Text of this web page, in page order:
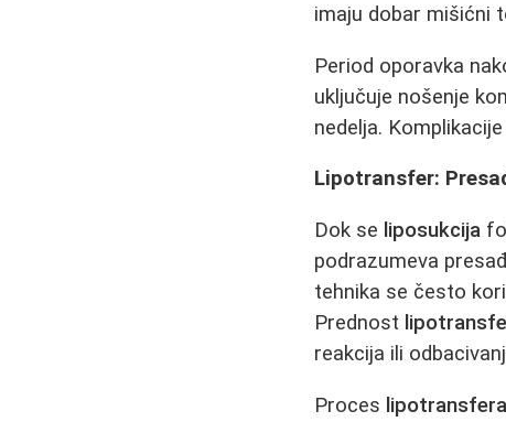
imaju dobar mišićni
Period oporavka
uključuje nošenje
nedelja.
Lipotransfer:
Dok se liposukcija
podrazumeva
tehnika se često
Prednost
reakcija ili
Proces lipotransfera